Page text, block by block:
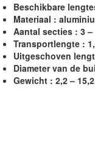
Beschikbare
Materiaal :
Aantal secties : 3
Transportlengte :
Uitgeschoven
Diameter van de
Gewicht : 2,2 –